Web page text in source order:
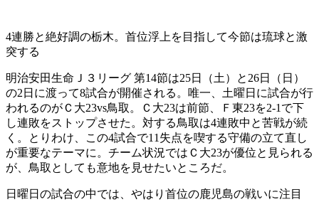
4連勝と絶好調の栃木。首位浮上を目指して今節は琉球と激
突する
明治安田生命Ｊ３リーグ 第14節は25日（土）と26日（日）
の2日に渡って8試合が開催される。唯一、土曜日に試合が行
われるのがＣ大23vs鳥取。Ｃ大23は前節、Ｆ東23を2-1で下
し連敗をストップさせた。対する鳥取は4連敗中と苦戦が続
く。とりわけ、この4試合で11失点を喫する守備の立て直し
が重要なテーマに。チーム状況ではＣ大23が優位と見られる
が、鳥取としても意地を見せたいところだ。
日曜日の試合の中では、やはり首位の鹿児島の戦いに注目